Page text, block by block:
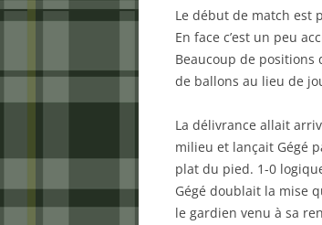
Le début de match est
En face c’est un peu
Beaucoup de
de ballons au lieu de
La délivrance allait
milieu et lançait Gégé
plat du pied. 1-0
Gégé doublait la mise
le gardien venu à sa